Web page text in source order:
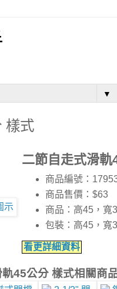
▼
樣式
二節自走式滑軌
商品編號：
商品售價：$63
商品：高45，寬
包裝：高45，寬
看更詳細資料
45公分 樣式相關商